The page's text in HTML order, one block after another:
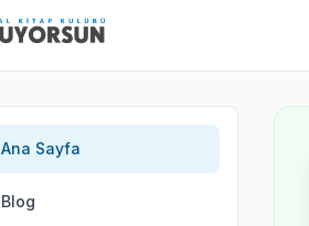
Ana Sayfa
Blog